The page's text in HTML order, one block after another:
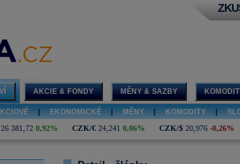
AKCIE & FONDY MĚNY & SAZBY
EKONOMICKÉ MĚNY KOMODITY
26 381,72 0,92% CZK/€ 24,241 0,06% CZK/$ 20,976 -0,26%